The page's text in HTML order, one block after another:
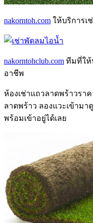
nakorntoh.com ให้บริการเ
nakorntohclub.com ทีมที่ให้
อาชีพ
ห้องเช่าแถวลาดพร้าวรา
ลาดพร้าว ลองแวะเข้ามา
พร้อมเข้าอยู่ได้เลย